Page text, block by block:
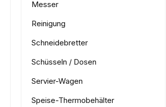
Messer
Reinigung
Schneidebretter
Schüsseln / Dosen
Servier-Wagen
Speise-Thermobehälter